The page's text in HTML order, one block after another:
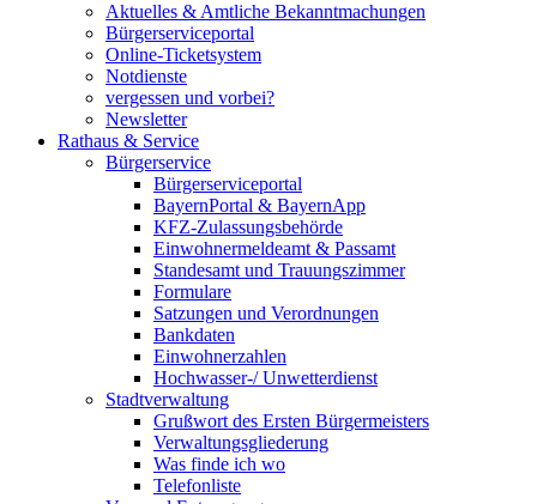
Aktuelles & Amtliche Bekanntmachungen
Bürgerserviceportal
Online-Ticketsystem
Notdienste
vergessen und vorbei?
Newsletter
Rathaus & Service
Bürgerservice
Bürgerserviceportal
BayernPortal & BayernApp
KFZ-Zulassungsbehörde
Einwohnermeldeamt & Passamt
Standesamt und Trauungszimmer
Formulare
Satzungen und Verordnungen
Bankdaten
Einwohnerzahlen
Hochwasser-/ Unwetterdienst
Stadtverwaltung
Grußwort des Ersten Bürgermeisters
Verwaltungsgliederung
Was finde ich wo
Telefonliste